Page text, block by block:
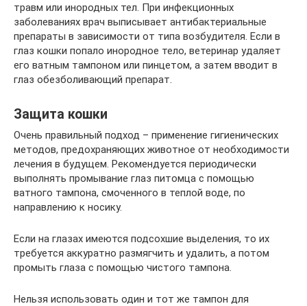
травм или инородных тел. При инфекционных
заболеваниях врач выписывает антибактериальные
препараты в зависимости от типа возбудителя. Если в
глаз кошки попало инородное тело, ветеринар удаляет
его ватным тампоном или пинцетом, а затем вводит в
глаз обезболивающий препарат.
Защита кошки
Очень правильный подход – применение гигиенических
методов, предохраняющих животное от необходимости
лечения в будущем. Рекомендуется периодически
выполнять промывание глаз питомца с помощью
ватного тампона, смоченного в теплой воде, по
направлению к носику.
Если на глазах имеются подсохшие выделения, то их
требуется аккуратно размягчить и удалить, а потом
промыть глаза с помощью чистого тампона.
Нельзя использовать один и тот же тампон для